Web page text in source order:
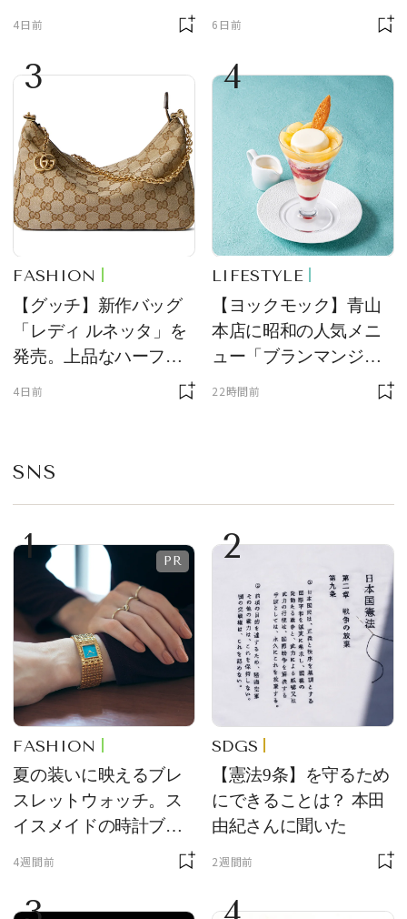
ーチ「はとっこ」を限
4日前
場！ デザイン性と収納
6日前
3
FASHION
【グッチ】新作バッグ
「レディ ルネッタ」を
発売。上品なハーフム
ーン型がスタイリング
4日前
4
LIFESTYLE
【ヨックモック】青山
本店に昭和の人気メニ
ュー「ブランマンジ
ェ」「ダックワーズ」
22時間前
SNS
1
FASHION
夏の装いに映えるブレ
スレットウォッチ。ス
イスメイドの時計ブラ
ンド【フレデリック・
をレビュー。【それい
4週間前
2
SDGS
【憲法9条】を守るため
にできることは？ 本田
由紀さんに聞いた
2週間前